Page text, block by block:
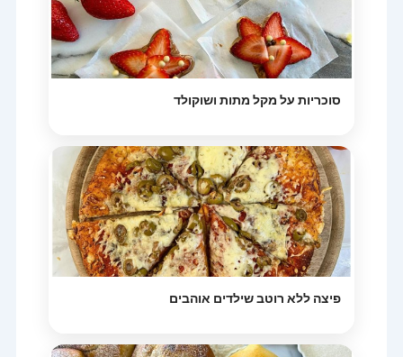
סוכריות על מקל מתות ושוקולד
פיצה ללא רוטב שילדים אוהבים